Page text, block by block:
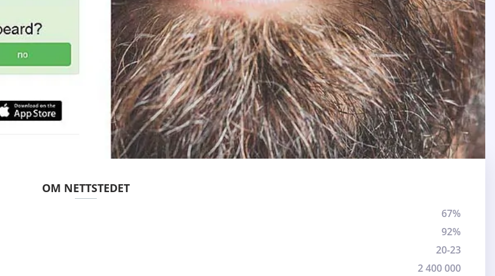
OM NETTSTEDET
67%
92%
20-23
2 400 000